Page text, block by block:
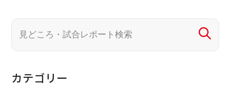
カテゴリー